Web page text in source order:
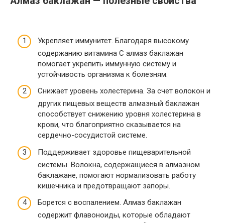
Укрепляет иммунитет. Благодаря высокому
содержанию витамина С алмаз баклажан
помогает укрепить иммунную систему и
устойчивость организма к болезням.
Снижает уровень холестерина. За счет волокон и
других пищевых веществ алмазный баклажан
способствует снижению уровня холестерина в
крови, что благоприятно сказывается на
сердечно-сосудистой системе.
Поддерживает здоровье пищеварительной
системы. Волокна, содержащиеся в алмазном
баклажане, помогают нормализовать работу
кишечника и предотвращают запоры.
Борется с воспалением. Алмаз баклажан
содержит флавоноиды, которые обладают